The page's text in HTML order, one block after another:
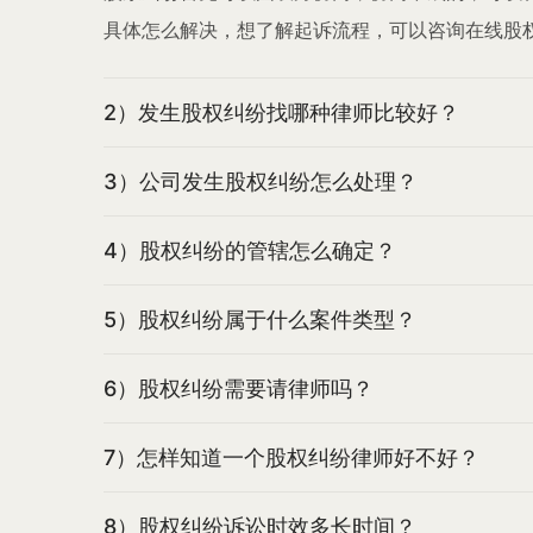
具体怎么解决，想了解起诉流程，可以咨询在线股
2）发生股权纠纷找哪种律师比较好？
3）公司发生股权纠纷怎么处理？
4）股权纠纷的管辖怎么确定？
5）股权纠纷属于什么案件类型？
6）股权纠纷需要请律师吗？
7）怎样知道一个股权纠纷律师好不好？
8）股权纠纷诉讼时效多长时间？